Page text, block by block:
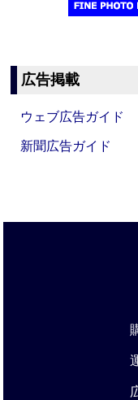
広告掲載
ウェブ広告ガイド
新聞広告ガイド